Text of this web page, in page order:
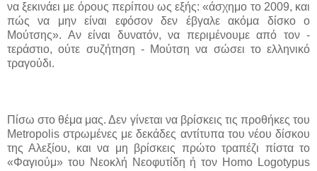
να ξεκινάει με όρους περίπου ως εξής: «άσχημο το 2009, και
πώς να μην είναι εφόσον δεν έβγαλε ακόμα δίσκο ο
Μούτσης». Αν είναι δυνατόν, να περιμένουμε από τον -
τεράστιο, ούτε συζήτηση - Μούτση να σώσει το ελληνικό
τραγούδι.
Πίσω στο θέμα μας. Δεν γίνεται να βρίσκεις τις προθήκες του
Metropolis στρωμένες με δεκάδες αντίτυπα του νέου δίσκου
της Αλεξίου, και να μη βρίσκεις πρώτο τραπέζι πίστα το
«Φαγιούμ» του Νεοκλή Νεοφυτίδη ή τον Homo Logotypus